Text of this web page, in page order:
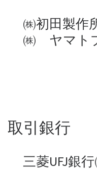
㈱初田製
㈱ ヤマト
取引銀行
三菱UFJ銀